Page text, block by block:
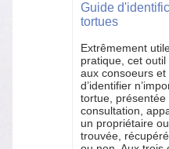
Guide
tortues
Extrêmement
pratique, cet
aux consoeurs
d’identifier
tortue, présentée
consultation,
un propriétaire ou
trouvée,